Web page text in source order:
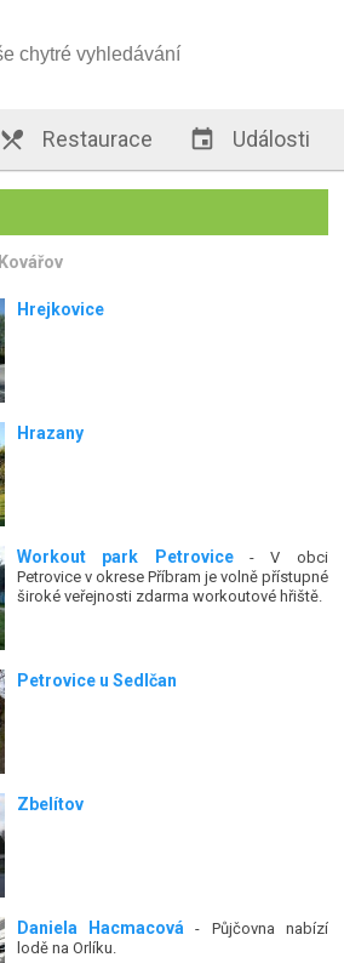
 Restaurace  Události
Kovářov
Hrejkovice
Hrazany
Workout park Petrovice- V obci
Petrovice v okrese Příbram je volně přístupné
široké veřejnosti zdarma workoutové hřiště.
Petrovice u Sedlčan
Zbelítov
Daniela Hacmacová - Půjčovna nabízí
lodě na Orlíku.